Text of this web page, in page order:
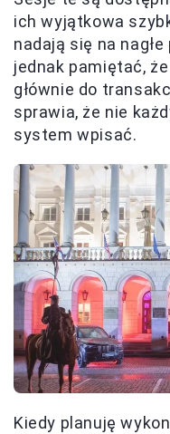
ich wyjątkowa
nadają się na
jednak pamiętać,
głównie do
sprawia, że nie
system wpisać.
Kiedy planuję